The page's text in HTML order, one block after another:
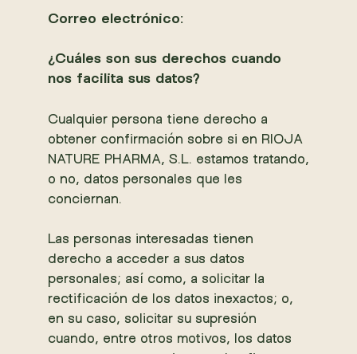
Correo electrónico:
¿Cuáles son sus derechos cuando
nos facilita sus datos?
Cualquier persona tiene derecho a
obtener confirmación sobre si en RIOJA
NATURE PHARMA, S.L. estamos tratando,
o no, datos personales que les
conciernan.
Las personas interesadas tienen
derecho a acceder a sus datos
personales; así como, a solicitar la
rectificación de los datos inexactos; o,
en su caso, solicitar su supresión
cuando, entre otros motivos, los datos